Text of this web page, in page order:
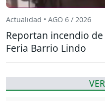
Actualidad • AGO 6 / 2026
Reportan incendio
Feria Barrio Lindo